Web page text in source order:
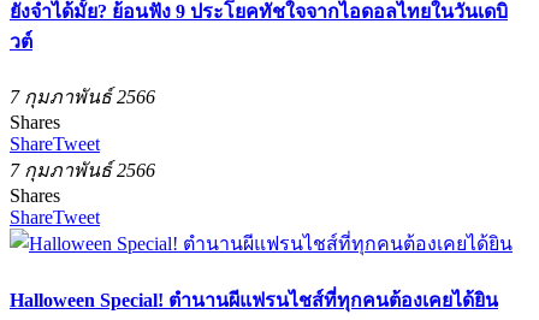
ยังจำได้มั้ย? ย้อนฟัง 9 ประโยคทัชใจจากไอดอลไทยในวันเดบิ
วต์
7 กุมภาพันธ์ 2566
Shares
ShareTweet
7 กุมภาพันธ์ 2566
Shares
ShareTweet
Halloween Special! ตำนานผีแฟรนไชส์ที่ทุกคนต้องเคยได้ยิน